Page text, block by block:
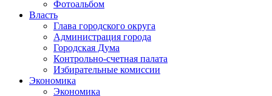
Фотоальбом
Власть
Глава городского округа
Администрация города
Городская Дума
Контрольно-счетная палата
Избирательные комиссии
Экономика
Экономика